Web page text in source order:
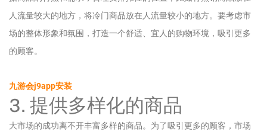
人流量较大的地方，将冷门商品放在人流量较小的地方。要考虑市
场的整体形象和氛围，打造一个舒适、宜人的购物环境，吸引更多
的顾客。
九游会j9app安装
3. 提供多样化的商品
大市场的成功离不开丰富多样的商品。为了吸引更多的顾客，市场